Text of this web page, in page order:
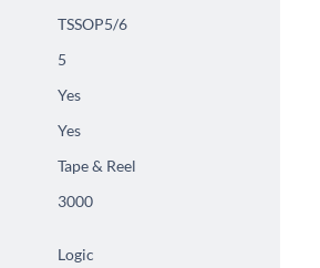
TSSOP5/6
5
Yes
Yes
Tape & Reel
3000
Logic